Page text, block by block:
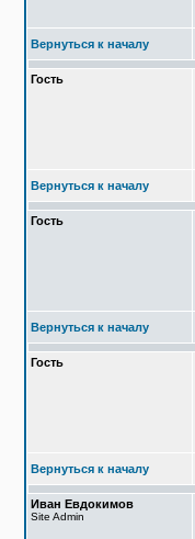
Вернуться к началу
Гость
Вернуться к началу
Гость
Вернуться к началу
Гость
Вернуться к началу
Иван Евдокимов
Site Admin